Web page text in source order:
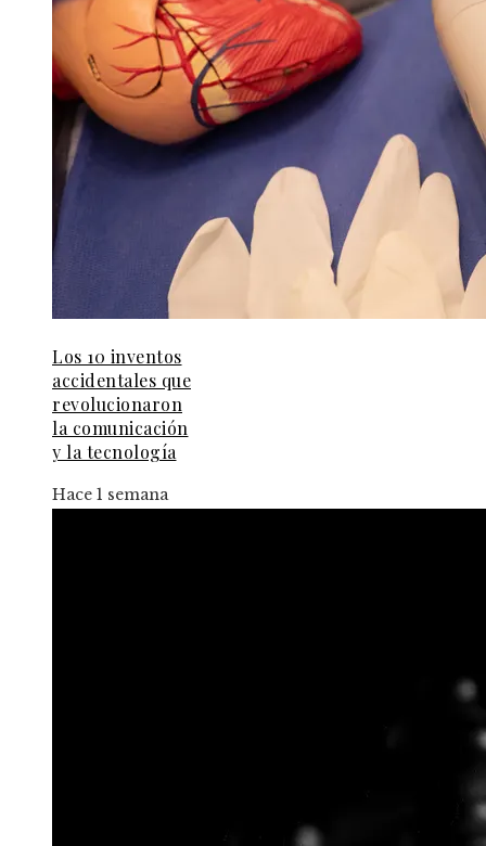
Los 10 inventos
accidentales que
revolucionaron
la comunicación
y la tecnología
Hace 1 semana